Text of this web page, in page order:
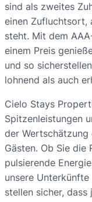
sind als zweites
einen Zufluchtsort,
steht. Mit dem
einem Preis
und so
lohnend als auch
Cielo Stays
Spitzenleistungen
der Wertschätzung
Gästen. Ob Sie die
pulsierende
unsere
stellen sicher,